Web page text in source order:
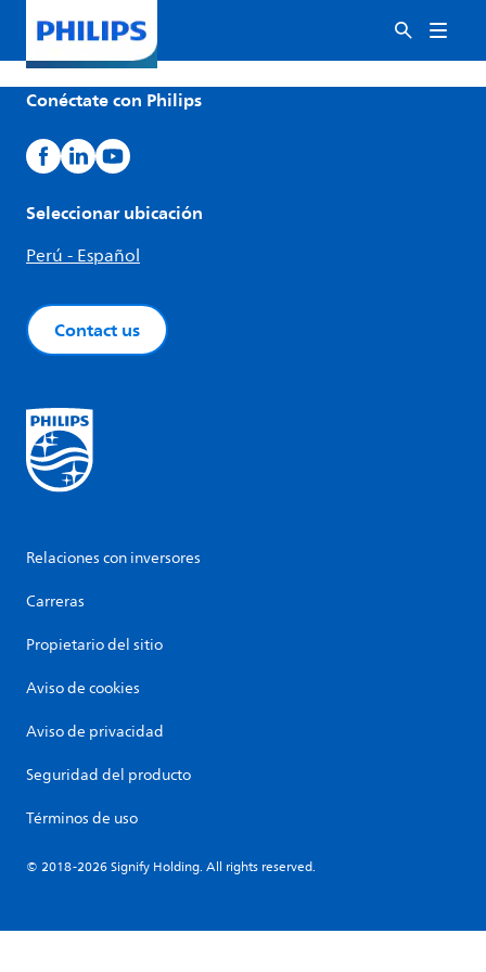
Conéctate con Philips
Seleccionar ubicación
Perú - Español
Contact us
Relaciones con inversores
Carreras
Propietario del sitio
Aviso de cookies
Aviso de privacidad
Seguridad del producto
Términos de uso
© 2018-2026 Signify Holding. All rights reserved.